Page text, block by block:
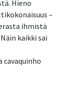
Hieno
–
ihmistä
kaikki sai
cavaquinho